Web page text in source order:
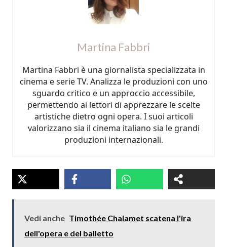
Martina Fabbri
Martina Fabbri è una giornalista specializzata in
cinema e serie TV. Analizza le produzioni con uno
sguardo critico e un approccio accessibile,
permettendo ai lettori di apprezzare le scelte
artistiche dietro ogni opera. I suoi articoli
valorizzano sia il cinema italiano sia le grandi
produzioni internazionali.
Vedi anche Timothée Chalamet scatena l'ira
dell'opera e del balletto